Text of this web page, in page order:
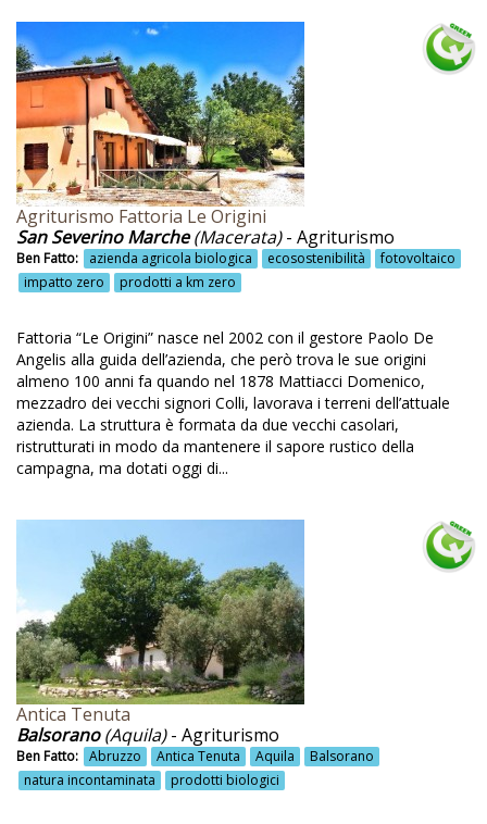
Colazioni salate vegetariane
Collaborazione con i GAL
Coltivazione cereali
Coltivazione erbe aromatiche
Coltivazione ortaggi e frutta
Coltivazione prodotti locali
Coltivazione zafferano
Concerti di musica
Congressi
Convenzioni per attività sportive
Corsi
Corsi di agricoltura
Corsi di agricultura
Corsi di alimentazione
Corsi di avvicinamento al vino
Corsi di ceramica
Corsi di cucina
Corsi di cucina pugliese
Corsi di cucina siciliana
Corsi di cucina tipica
Corsi di fotografia
Agriturismo Fattoria Le Origini
San Severino Marche(Macerata)- Agriturismo
Ben Fatto: azienda agricola biologica ecosostenibilità
fotovoltaico
impatto zero
prodotti a km zero
Fattoria “Le Origini” nasce nel 2002 con il gestore Paolo De
Angelis alla guida dell’azienda, che però trova le sue origini
almeno 100 anni fa quando nel 1878 Mattiacci Domenico,
mezzadro dei vecchi signori Colli, lavorava i terreni dell’attuale
azienda. La struttura è formata da due vecchi casolari,
ristrutturati in modo da mantenere il sapore rustico della
campagna, ma dotati oggi di...
Antica Tenuta
Balsorano(Aquila)- Agriturismo
Ben Fatto: Abruzzo Antica Tenuta Aquila
Balsorano
natura incontaminata
prodotti biologici